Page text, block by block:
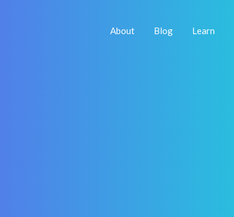
About Blog Learn